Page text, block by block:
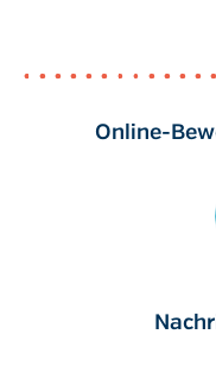
Online-